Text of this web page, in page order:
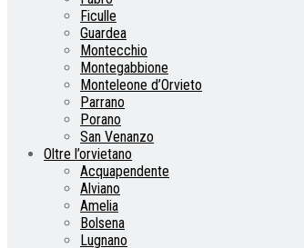
Ficulle
Guardea
Montecchio
Montegabbione
Monteleone d’Orvieto
Parrano
Porano
San Venanzo
Oltre l’orvietano
Acquapendente
Alviano
Amelia
Bolsena
Lugnano